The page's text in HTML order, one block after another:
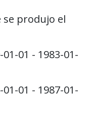
se produjo el
01 - 1983-01-
01 - 1987-01-